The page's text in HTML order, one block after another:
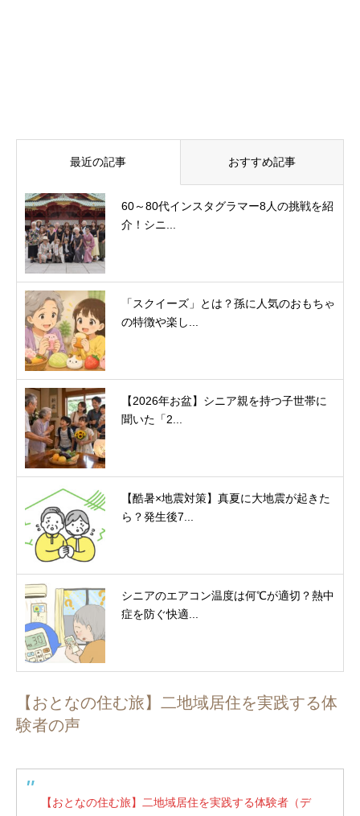
最近の記事 おすすめ記事
60～80代インスタグラマー8人の挑戦を紹
介！シニ...
「スクイーズ」とは？孫に人気のおもちゃ
の特徴や楽し...
【2026年お盆】シニア親を持つ子世帯に
聞いた「2...
【酷暑×地震対策】真夏に大地震が起きた
ら？発生後7...
シニアのエアコン温度は何℃が適切？熱中
症を防ぐ快適...
【おとなの住む旅】二地域居住を実践する体
験者の声
【おとなの住む旅】二地域居住を実践する体験者（デ